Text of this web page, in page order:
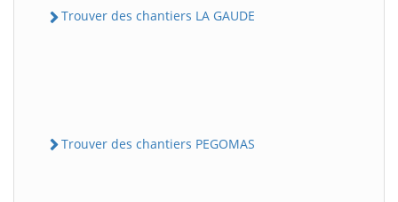
Trouver des chantiers LA GAUDE
Trouver des chantiers PEGOMAS